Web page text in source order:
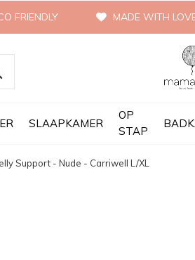
SLAAPKAMER
OP
STAP
FRIENDLY MADE WITH
Support - Nude - Carriwell L/XL